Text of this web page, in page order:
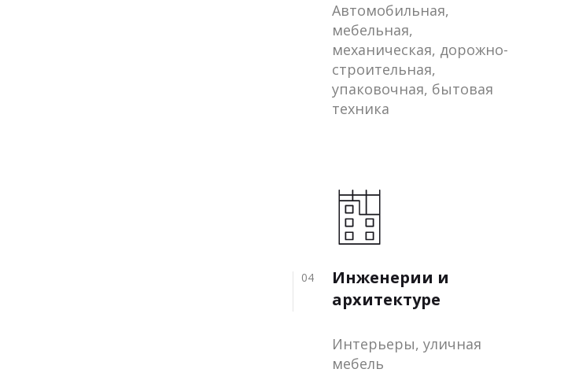
Автомобильная,
мебельная,
механическая, дорожно-
строительная,
упаковочная, бытовая
техника
04
Инженерии и
архитектуре
Интерьеры, уличная
мебель